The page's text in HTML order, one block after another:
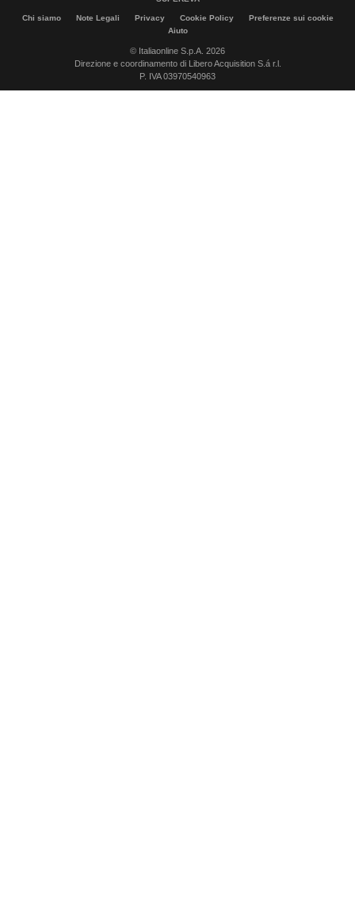
Chi siamo Note Legali Privacy Cookie Policy
Preferenze sui cookie
Aiuto
© Italiaonline S.p.A. 2026
Direzione e coordinamento di Libero Acquisition S.á r.l.
P. IVA 03970540963